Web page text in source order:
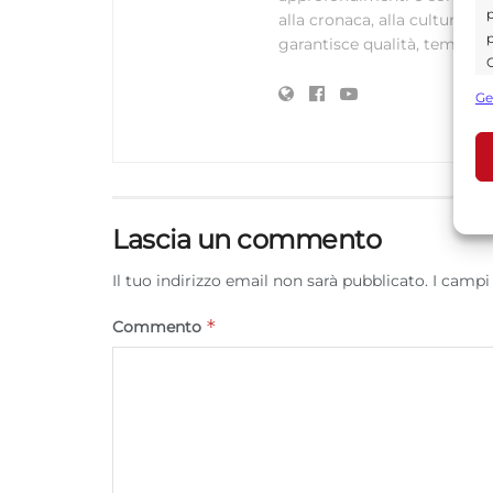
alla cronaca, alla cultura e
garantisce qualità,
Lascia un commento
Il tuo indirizzo email non sarà pubblicato. I
Commento *